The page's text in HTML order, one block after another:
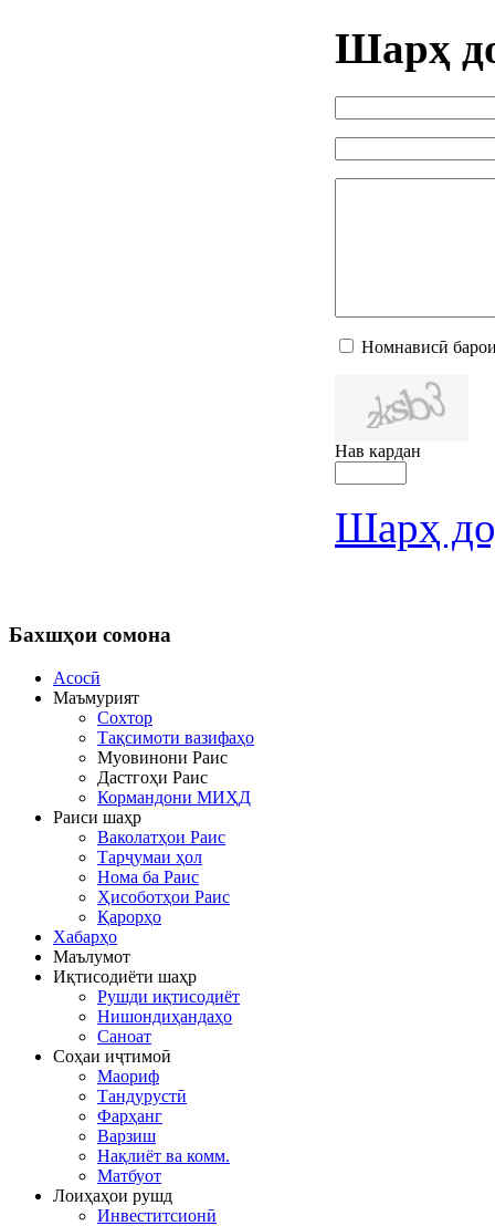
Шарҳ
Номнависӣ
Нав кардан
Шарҳ
Бахшҳои сомона
Асосӣ
Маъмурият
Сохтор
Тақсимоти вазифаҳо
Муовинони Раис
Дастгоҳи Раис
Кормандони МИҲД
Раиси шаҳр
Ваколатҳои Раис
Тарҷумаи ҳол
Нома ба Раис
Ҳисоботҳои Раис
Қарорҳо
Хабарҳо
Маълумот
Иқтисодиёти шаҳр
Рушди иқтисодиёт
Нишондиҳандаҳо
Саноат
Соҳаи иҷтимоӣ
Маориф
Тандурустӣ
Фарҳанг
Варзиш
Нақлиёт ва комм.
Матбуот
Лоиҳаҳои рушд
Инвеститсионӣ